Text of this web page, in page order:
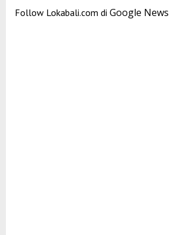
Follow Lokabali.com di Google News